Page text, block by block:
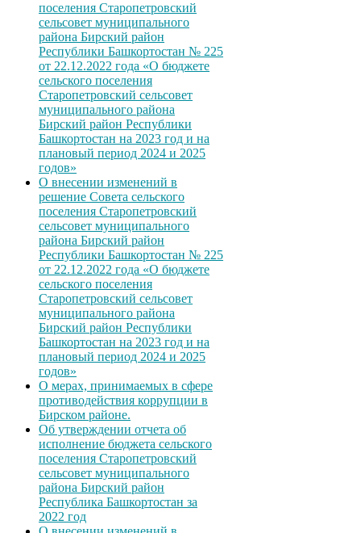
поселения Старопетровский
сельсовет муниципального
района Бирский район
Республики Башкортостан № 225
от 22.12.2022 года «О бюджете
сельского поселения
Старопетровский сельсовет
муниципального района
Бирский район Республики
Башкортостан на 2023 год и на
плановый период 2024 и 2025
годов»
О внесении изменений в
решение Совета сельского
поселения Старопетровский
сельсовет муниципального
района Бирский район
Республики Башкортостан № 225
от 22.12.2022 года «О бюджете
сельского поселения
Старопетровский сельсовет
муниципального района
Бирский район Республики
Башкортостан на 2023 год и на
плановый период 2024 и 2025
годов»
О мерах, принимаемых в сфере
противодействия коррупции в
Бирском районе.
Об утверждении отчета об
исполнение бюджета сельского
поселения Старопетровский
сельсовет муниципального
района Бирский район
Республика Башкортостан за
2022 год